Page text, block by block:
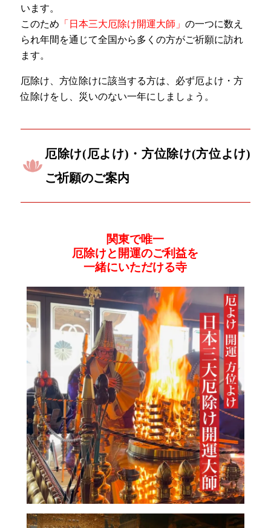
います。
このため 「日本三大厄除け開運大師」の一つに数え
られ年間を通じて全国から多くの方がご祈願に訪れ
ます。
厄除け、方位除けに該当する方は、必ず厄よけ・方
位除けをし、災いのない一年にしましょう。
厄除け(厄よけ)・方位除け(方位よけ)
ご祈願のご案内
関東で唯一
厄除けと開運のご利益を
一緒にいただける寺